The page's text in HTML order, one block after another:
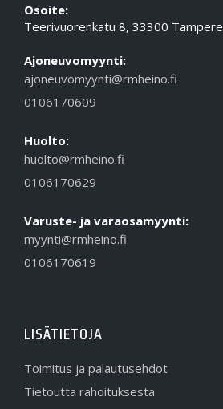
Osoite:
Teerivuorenkatu 8, 33300 Tampere
Ajoneuvomyynti:
ajoneuvomyynti@rmheino.fi
0106170609
Huolto:
huolto@rmheino.fi
0106170629
Varuste- ja varaosamyynti:
myynti@rmheino.fi
0106170619
LISÄTIETOJA
Toimitus ja palautusehdot
Tietoutta rahoituksesta